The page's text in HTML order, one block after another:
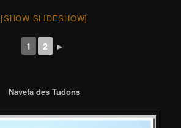
[SHOW SLIDESHOW]
1 2 ►
Naveta des Tudons